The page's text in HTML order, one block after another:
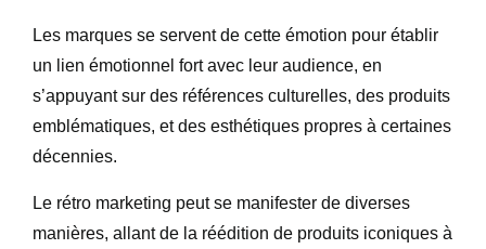
Les marques se servent de cette émotion pour établir
un lien émotionnel fort avec leur audience, en
s’appuyant sur des références culturelles, des produits
emblématiques, et des esthétiques propres à certaines
décennies.
Le rétro marketing peut se manifester de diverses
manières, allant de la réédition de produits iconiques à